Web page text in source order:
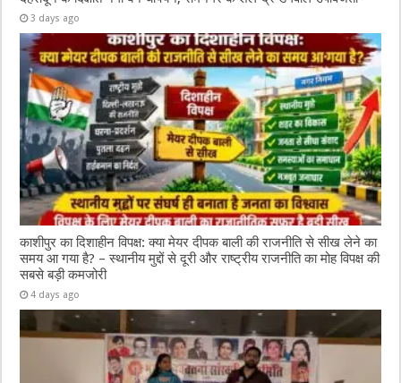
3 days ago
काशीपुर का दिशाहीन विपक्ष: क्या मेयर दीपक बाली की राजनीति से सीख लेने का
समय आ गया है? – स्थानीय मुद्दों से दूरी और राष्ट्रीय राजनीति का मोह विपक्ष की
सबसे बड़ी कमजोरी
4 days ago